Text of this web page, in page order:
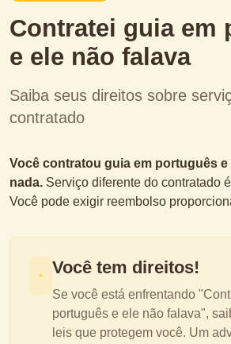
Contratei guia em
e ele não falava
Saiba seus direitos sobre
contratado
Você contratou guia em português
nada. Serviço diferente do contratado
Você pode exigir reembolso
Você tem direitos!
Se você está enfrentando "
português e ele não falava",
leis que protegem você. Um